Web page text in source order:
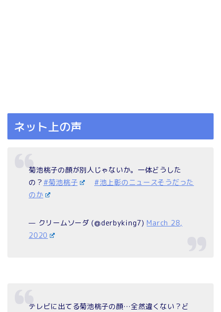
ネット上の声
菊池桃子の顔が別人じゃないか。一体どうした
の？ #菊池桃子
#池上彰のニュースそうだった
のか
— クリームソーダ (@derbyking7)March 28,
2020
テレビに出てる菊池桃子の顔…全然違くない？ど